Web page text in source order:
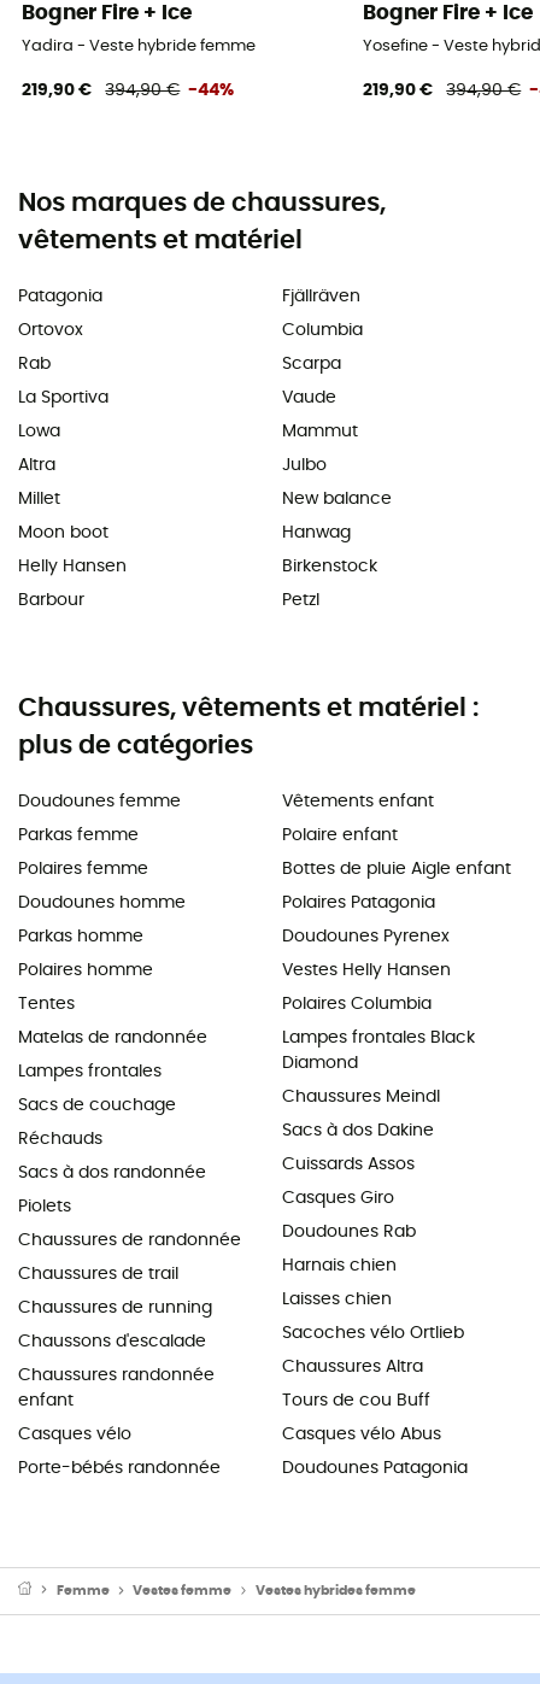
Bogner Fire + Ice
Yadira - Veste hybride femme
219,90 € 394,90 € -44%
Bogner Fire + Ice
Yosefine - Veste
219,90 € 394,90 € -
Nos marques de chaussures,
vêtements et matériel
Patagonia
Ortovox
Rab
La Sportiva
Lowa
Altra
Millet
Moon boot
Helly Hansen
Barbour
Fjällräven
Columbia
Scarpa
Vaude
Mammut
Julbo
New balance
Hanwag
Birkenstock
Petzl
Chaussures, vêtements et matériel :
plus de catégories
Doudounes femme
Parkas femme
Polaires femme
Doudounes homme
Parkas homme
Polaires homme
Tentes
Matelas de randonnée
Lampes frontales
Sacs de couchage
Réchauds
Sacs à dos randonnée
Piolets
Chaussures de randonnée
Chaussures de trail
Chaussures de running
Chaussons d'escalade
Chaussures randonnée
enfant
Casques vélo
Porte-bébés randonnée
Vêtements enfant
Polaire enfant
Bottes de pluie Aigle enfant
Polaires Patagonia
Doudounes Pyrenex
Vestes Helly Hansen
Polaires Columbia
Lampes frontales Black
Diamond
Chaussures Meindl
Sacs à dos Dakine
Cuissards Assos
Casques Giro
Doudounes Rab
Harnais chien
Laisses chien
Sacoches vélo Ortlieb
Chaussures Altra
Tours de cou Buff
Casques vélo Abus
Doudounes Patagonia
Femme Vestes femme Vestes hybrides femme